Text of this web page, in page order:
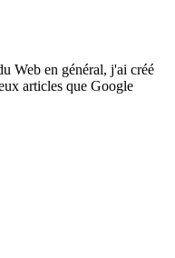
Web en général, j'ai créé
articles que Google